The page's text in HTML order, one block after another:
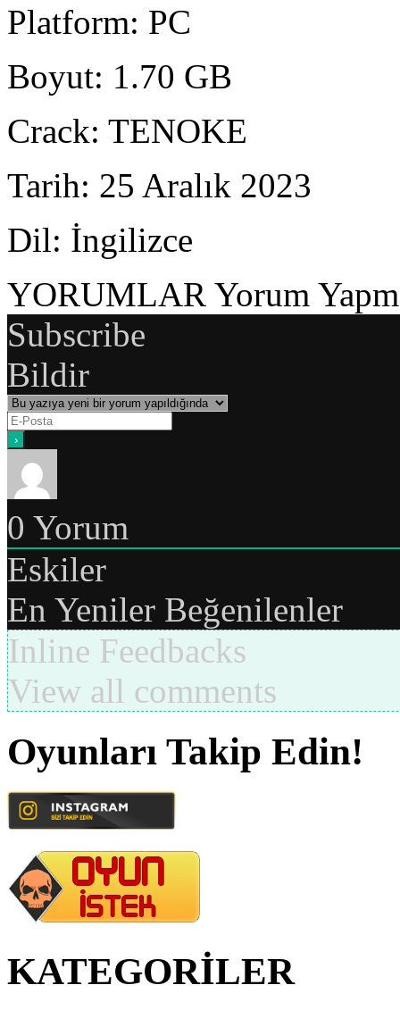
Platform: PC
Boyut: 1.70 GB
Crack: TENOKE
Tarih: 25 Aralık 2023
Dil: İngilizce
YORUMLAR Yorum
Subscribe
Bildir
0 Yorum
Eskiler
En Yeniler Beğenilenler
Inline Feedbacks
View all comments
Oyunları Takip Edin!
KATEGORİLER